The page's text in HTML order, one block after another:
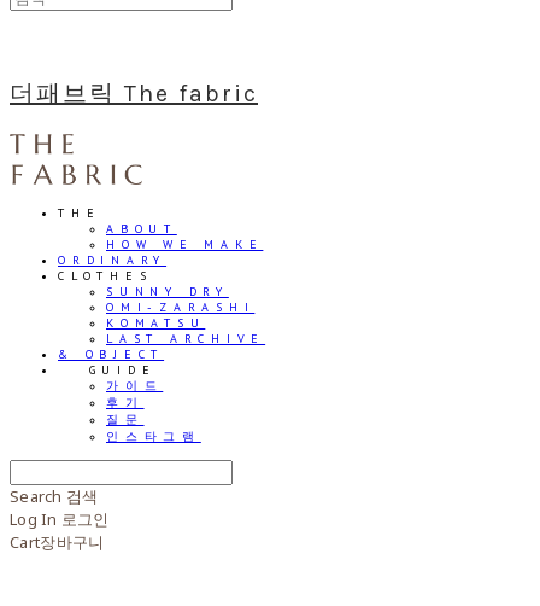
더패브릭 The fabric
THE
ABOUT
HOW WE MAKE
ORDINARY
CLOTHES
SUNNY DRY
OMI-ZARASHI
KOMATSU
LAST ARCHIVE
& OBJECT
⠀⠀GUIDE
가이드
후기
질문
인스타그램
Search 검색
Log In 로그인
Cart장바구니